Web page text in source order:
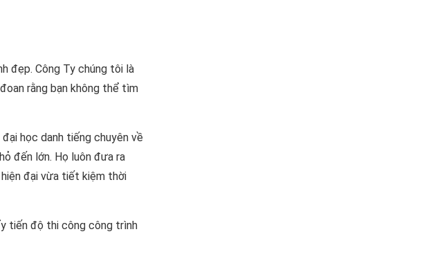
đẹp. Công Ty chúng tôi là
rằng bạn không thể tìm
học danh tiếng chuyên về
đến lớn. Họ luôn đưa ra
hiện đại vừa tiết kiệm thời
tiến độ thi công công trình